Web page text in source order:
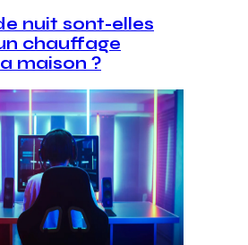
nuit sont-elles
chauffage
maison ?